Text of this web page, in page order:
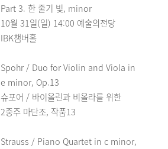
Part 3. 한 줄기 빛, minor
10월 31일(일) 14:00 예술의전당
IBK챔버홀
Spohr / Duo for Violin and Viola in
e minor, Op.13
슈포어 / 바이올린과 비올라를 위한
2중주 마단조, 작품13
Strauss / Piano Quartet in c minor,